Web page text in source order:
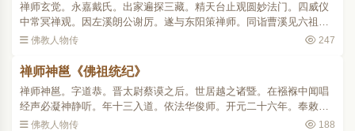
禅师玄觉。永嘉戴氏。出家遍探三藏。精天台止观圆妙法门。四威仪
中常冥禅观。因左溪朗公谢厉。遂与东阳策禅师。同诣曹溪见六祖振
锡携瓶绕祖三匝。祖曰。夫沙门者。具三千威仪八万细行。大德何方
佛教人物传 247
禅师神邕《佛祖统纪》
禅师神邕。字道恭。晋太尉蔡谟之后。世居越之诸暨。在襁褓中闻唱
经声必凝神静听。年十三入道。依法华俊师。开元二十六年。奉敕得
度。从俨师学四分律。俨曰。此子必为学者司南。既而去依左溪。学
佛教人物传 188